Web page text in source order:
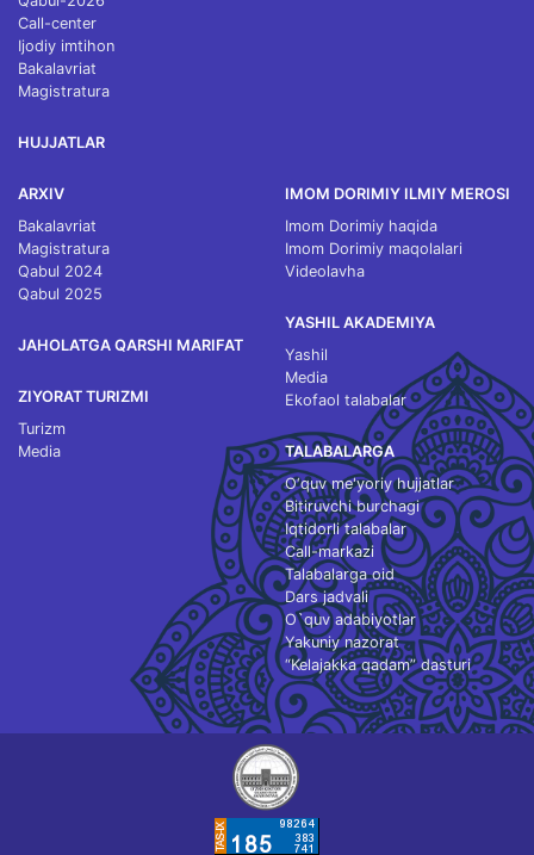
Call-center
Ijodiy imtihon
Bakalavriat
Magistratura
HUJJATLAR
ARXIV
Bakalavriat
Magistratura
Qabul 2024
Qabul 2025
JAHOLATGA QARSHI MARIFAT
ZIYORAT TURIZMI
Turizm
Media
IMOM DORIMIY ILMIY MEROSI
Imom Dorimiy haqida
Imom Dorimiy maqolalari
Videolavha
YASHIL AKADEMIYA
Yashil
Media
Ekofaol talabalar
TALABALARGA
O‘quv me'yoriy hujjatlar
Bitiruvchi burchagi
Iqtidorli talabalar
Call-markazi
Talabalarga oid
Dars jadvali
O`quv adabiyotlar
Yakuniy nazorat
“Kelajakka qadam” dasturi